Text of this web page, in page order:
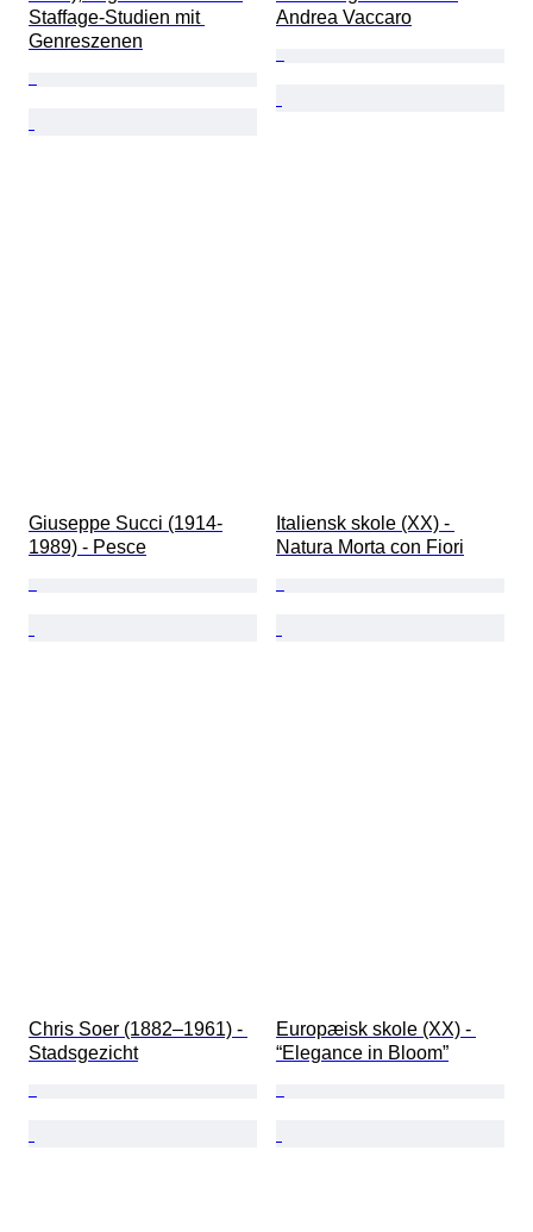
Staffage-Studien mit
Genreszenen
Andrea Vaccaro
Giuseppe Succi (1914-
1989) - Pesce
Italiensk skole (XX) -
Natura Morta con Fiori
Chris Soer (1882–1961) -
Stadsgezicht
Europæisk skole (XX) -
“Elegance in Bloom”